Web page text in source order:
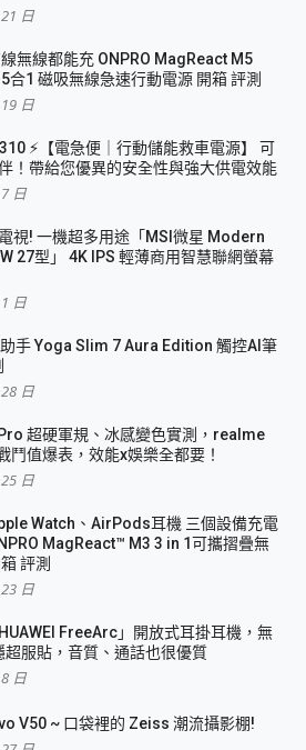
日
無線都能充 ONPRO MagReact M5
合1 磁吸無線急速行動電源 開箱 評測
日
⚡【電急便｜行動儲能救車電源】 可
！帶給您優異的安全性與強大供電效能
日
視! 一機超多用途「MSI微星 Modern
27型」 4K IPS 輕薄商用智慧聯網螢幕
日
手 Yoga Slim 7 Aura Edition 觸控AI筆
日
超硬軍規、冰感變色實測，realme
鬥值爆表，效能x娛樂全都要！
日
Watch、AirPods耳機 三個設備充電
MagReact™ M3 3 in 1可攜摺疊無
評測
日
FreeArc」開放式耳掛耳機，無
超服貼，音質、通話也很優質
日
V50 ~ 口袋裡的 Zeiss 潮流攝影棚!